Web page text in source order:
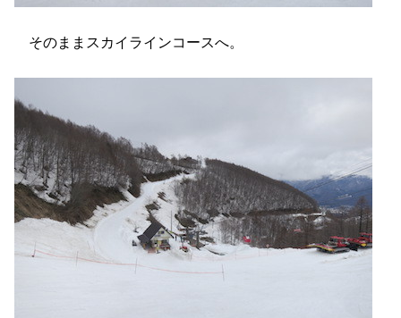
そのままスカイラインコースへ。